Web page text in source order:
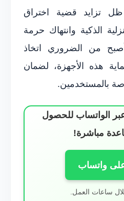
ظل تزايد قضية اختراق
الذكية وانتهاك حرمة
من الضروري اتخاذ
هذه الأجهزة، لضمان
بالمستخدمين.
الواتساب للحصول
مباشرة!
واتساب
ساعات العمل.